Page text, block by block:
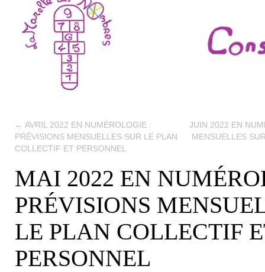
← AVRIL 2022 EN NUMÉROLOGIE :
PRÉVISIONS MENSUELLES SUR LE PLAN
COLLECTIF ET PERSONNEL
JUIN 2022 EN
MENSUELLES
MAI 2022 EN
PRÉVISIONS
LE PLAN COLLECTIF
PERSONNEL